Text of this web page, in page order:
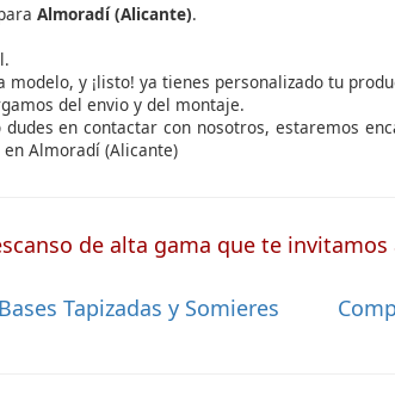
Almoradí (Alicante).
y ¡listo! ya tienes personalizado tu
del envio y del montaje.
en contactar con nosotros, estaremos
Almoradí (Alicante)
de alta gama que te invitamos
Bases Tapizadas y Somieres